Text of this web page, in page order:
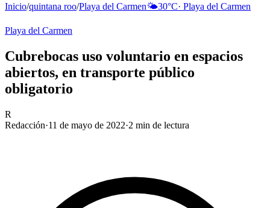
Inicio/quintana roo/Playa del Carmen🌤️30°C· Playa del Carmen
Playa del Carmen
Cubrebocas uso voluntario en espacios
abiertos, en transporte público
obligatorio
R
Redacción·11 de mayo de 2022·2 min de lectura